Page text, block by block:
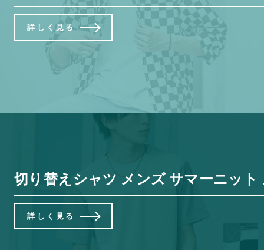
詳しく見る
切り替えシャツ メンズ サマーニッ
詳しく見る